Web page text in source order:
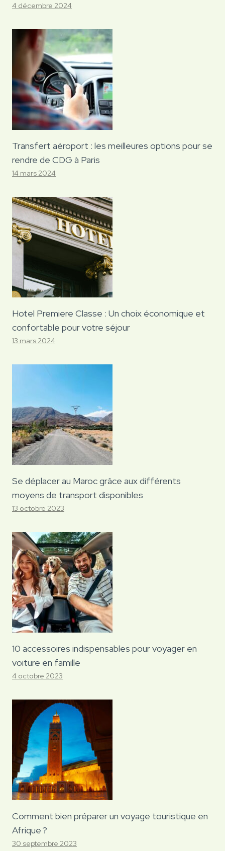
4 décembre 2024
Transfert aéroport : les meilleures options pour se
rendre de CDG à Paris
14 mars 2024
Hotel Premiere Classe : Un choix économique et
confortable pour votre séjour
13 mars 2024
Se déplacer au Maroc grâce aux différents
moyens de transport disponibles
13 octobre 2023
10 accessoires indispensables pour voyager en
voiture en famille
4 octobre 2023
Comment bien préparer un voyage touristique en
Afrique ?
30 septembre 2023